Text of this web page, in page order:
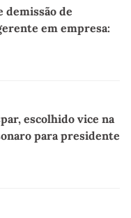
demissão de
em empresa:
escolhido vice na
para presidente